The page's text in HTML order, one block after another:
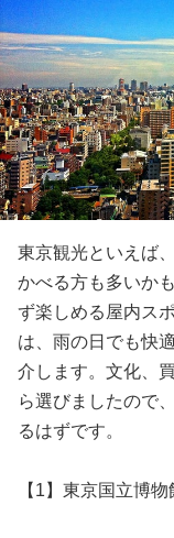
東京観光といえば
かべる方も多いか
ず楽しめる屋内ス
は、雨の日でも快
介します。文化、
ら選びましたので
るはずです。
【1】東京国立博物